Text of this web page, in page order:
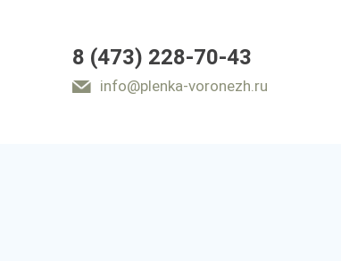
8 (473) 228-70-43
info@plenka-voronezh.ru